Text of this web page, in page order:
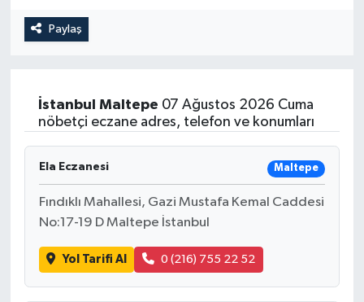
Paylaş
İstanbul Maltepe 07 Ağustos 2026 Cuma
nöbetçi eczane adres, telefon ve konumları
Ela Eczanesi Maltepe
Fındıklı Mahallesi, Gazi Mustafa Kemal Caddesi
No:17-19 D Maltepe İstanbul
Yol Tarifi Al 0 (216) 755 22 52